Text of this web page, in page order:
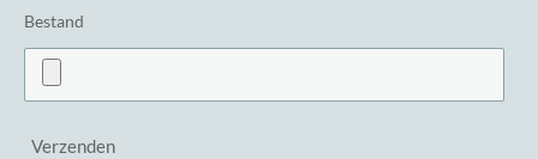
Bestand
Verzenden